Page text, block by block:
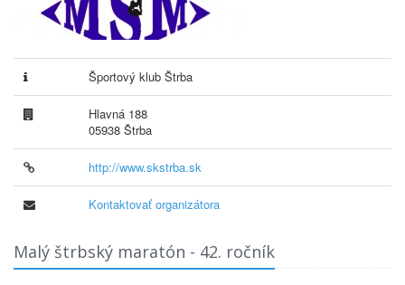
Športový klub Štrba
Hlavná 188
05938 Štrba
http://www.skstrba.sk
Kontaktovať organizátora
Malý štrbský maratón - 42. ročník